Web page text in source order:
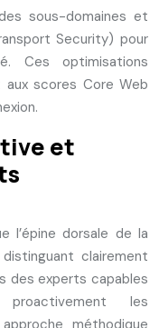
sous-domaines et
Security) pour
Ces optimisations
scores Core Web
et
l’épine dorsale de la
clairement
des experts capables
les
méthodique